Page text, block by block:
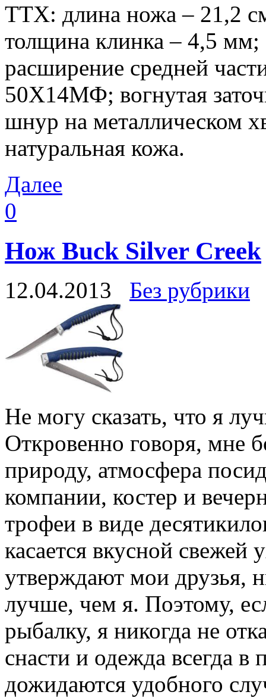
ТТХ: длина ножа – 21,2
толщина клинка – 4,5
расширение средней
50Х14МФ; вогнутая
шнур на металлическом
натуральная кожа.
Далее
0
Нож Buck Silver Creek
12.04.2013 Без рубрики
Не могу сказать, что я
Откровенно говоря, мне
природу, атмосфера
компании, костер и
трофеи в виде
касается вкусной
утверждают мои друзья,
лучше, чем я. Поэтому,
рыбалку, я никогда не
снасти и одежда всегда в
дожидаются удобного